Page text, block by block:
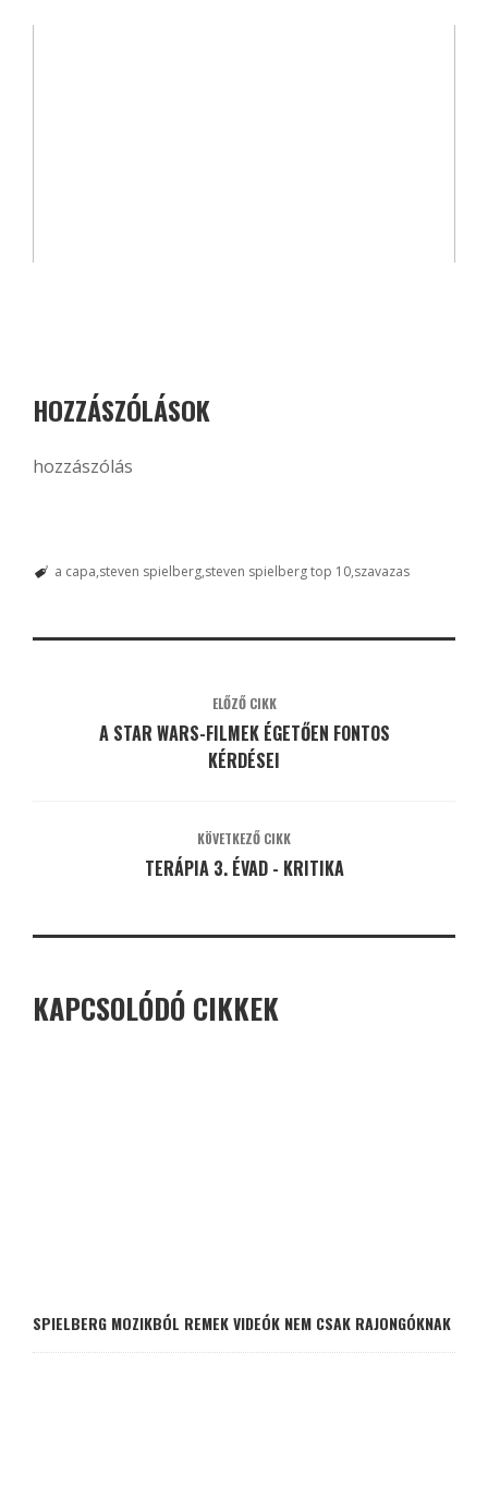
HOZZÁSZÓLÁSOK
hozzászólás
a capa steven spielberg steven spielberg top 10 szavazas
ELŐZŐ CIKK
A STAR WARS-FILMEK ÉGETŐEN FONTOS
KÉRDÉSEI
KÖVETKEZŐ CIKK
TERÁPIA 3. ÉVAD - KRITIKA
KAPCSOLÓDÓ CIKKEK
SPIELBERG MOZIKBÓL REMEK VIDEÓK NEM CSAK RAJONGÓKNAK